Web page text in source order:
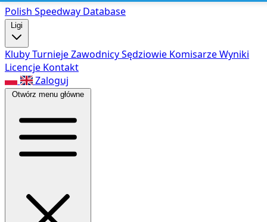
Polish Speedway Database
Ligi
KlubyTurniejeZawodnicySędziowie KomisarzeWyniki
Licencje Kontakt
Zaloguj
Otwórz menu główne